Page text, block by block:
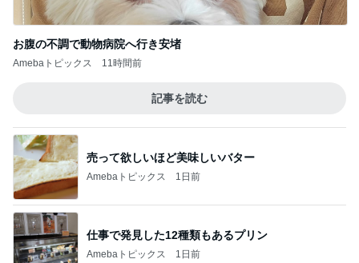
お腹の不調で動物病院へ行き安堵
Amebaトピックス 11時間前
記事を読む
売って欲しいほど美味しいバター
Amebaトピックス 1日前
仕事で発見した12種類もあるプリン
Amebaトピックス 1日前